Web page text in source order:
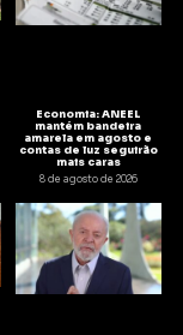
Economia: ANEEL
mantém bandeira
amarela em agosto e
contas de luz seguirão
mais caras
8 de agosto de 2026